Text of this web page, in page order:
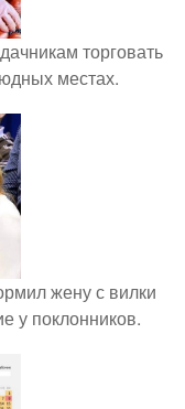
торговать
местах.
жену с вилки
у поклонников.